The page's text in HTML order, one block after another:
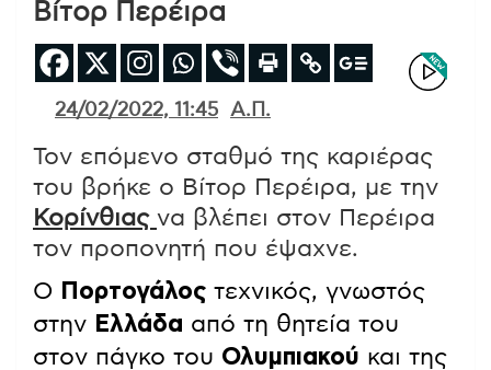
Βίτορ Περέιρα
24/02/2022, 11:45 Α.Π.
Τον επόμενο σταθμό της καριέρας
του βρήκε ο Βίτορ Περέιρα, με την
Κορίνθιας να βλέπει στον Περέιρα
τον προπονητή που έψαχνε.
Ο Πορτογάλος τεχνικός, γνωστός
στην Ελλάδα από τη θητεία του
στον πάγκο του Ολυμπιακού και της